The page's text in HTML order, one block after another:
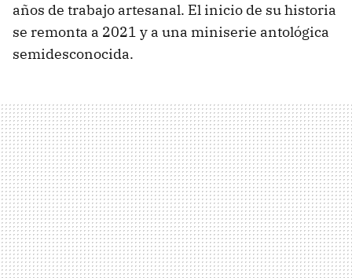
años de trabajo artesanal. El inicio de su historia
se remonta a 2021 y a una miniserie antológica
semidesconocida.